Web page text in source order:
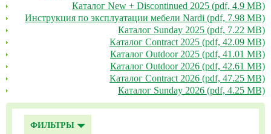
Каталог New + Discontinued 2025 (pdf, 4.9 MB)
Инструкция по эксплуатации мебели Nardi (pdf, 7.98 MB)
Каталог Sunday 2025 (pdf, 7.22 MB)
Каталог Contract 2025 (pdf, 42.09 MB)
Каталог Outdoor 2025 (pdf, 41.01 MB)
Каталог Outdoor 2026 (pdf, 42.61 MB)
Каталог Contract 2026 (pdf, 47.25 MB)
Каталог Sunday 2026 (pdf, 4.25 MB)
ФИЛЬТРЫ